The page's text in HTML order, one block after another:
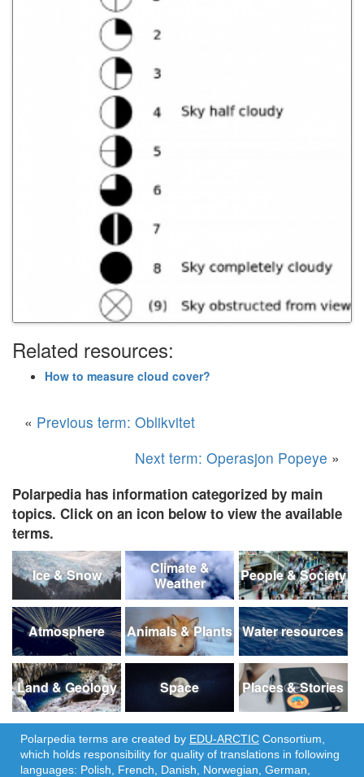
Related resources:
How to measure cloud cover?
« Previous term: Oblikvitet
Next term: Operasjon Popeye »
Polarpedia has information categorized by main
topics. Click on an icon below to view the available
terms.
Ice & Snow
Climate &
Weather
People & Society
Atmosphere Animals & Plants Water resources
Land & Geology Space Places & Stories
Polarpedia terms are created by EDU-ARCTIC Consortium,
which holds responsibility for quality of translations in following
languages: Polish, French, Danish, Norwegian, German,